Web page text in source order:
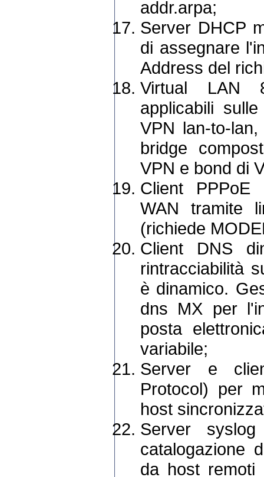
addr.arpa;
Server DHCP
di assegnare
Address del
Virtual LAN
applicabili
VPN lan-to-
bridge
VPN e bond di
Client
WAN tramite
(richiede
Client DNS
rintracciabilità
è dinamico.
dns MX per
posta
variabile;
Server e
Protocol) per
host
Server
catalogazione
da host remoti